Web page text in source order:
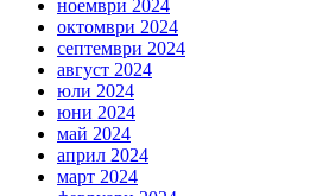
ноември 2024
октомври 2024
септември 2024
август 2024
юли 2024
юни 2024
май 2024
април 2024
март 2024